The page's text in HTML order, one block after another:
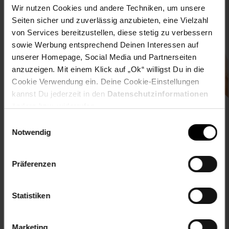
Wir nutzen Cookies und andere Techniken, um unsere
Seiten sicher und zuverlässig anzubieten, eine Vielzahl
von Services bereitzustellen, diese stetig zu verbessern
sowie Werbung entsprechend Deinen Interessen auf
unserer Homepage, Social Media und Partnerseiten
anzuzeigen. Mit einem Klick auf „Ok“ willigst Du in die
Cookie Verwendung ein. Deine Cookie-Einstellungen
kannst Du jederzeit in den Datenschutzinformationen
Notwendig
Präferenzen
Statistiken
Marketing
Unsere Auszeichnungen
Folge uns auf